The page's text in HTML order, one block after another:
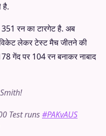
है.
रन का टारगेट है. अब
लेकर टेस्ट मैच जीतने की
गेंद पर 104 रन बनाकर नाबाद
Test runs#PAKvAUS